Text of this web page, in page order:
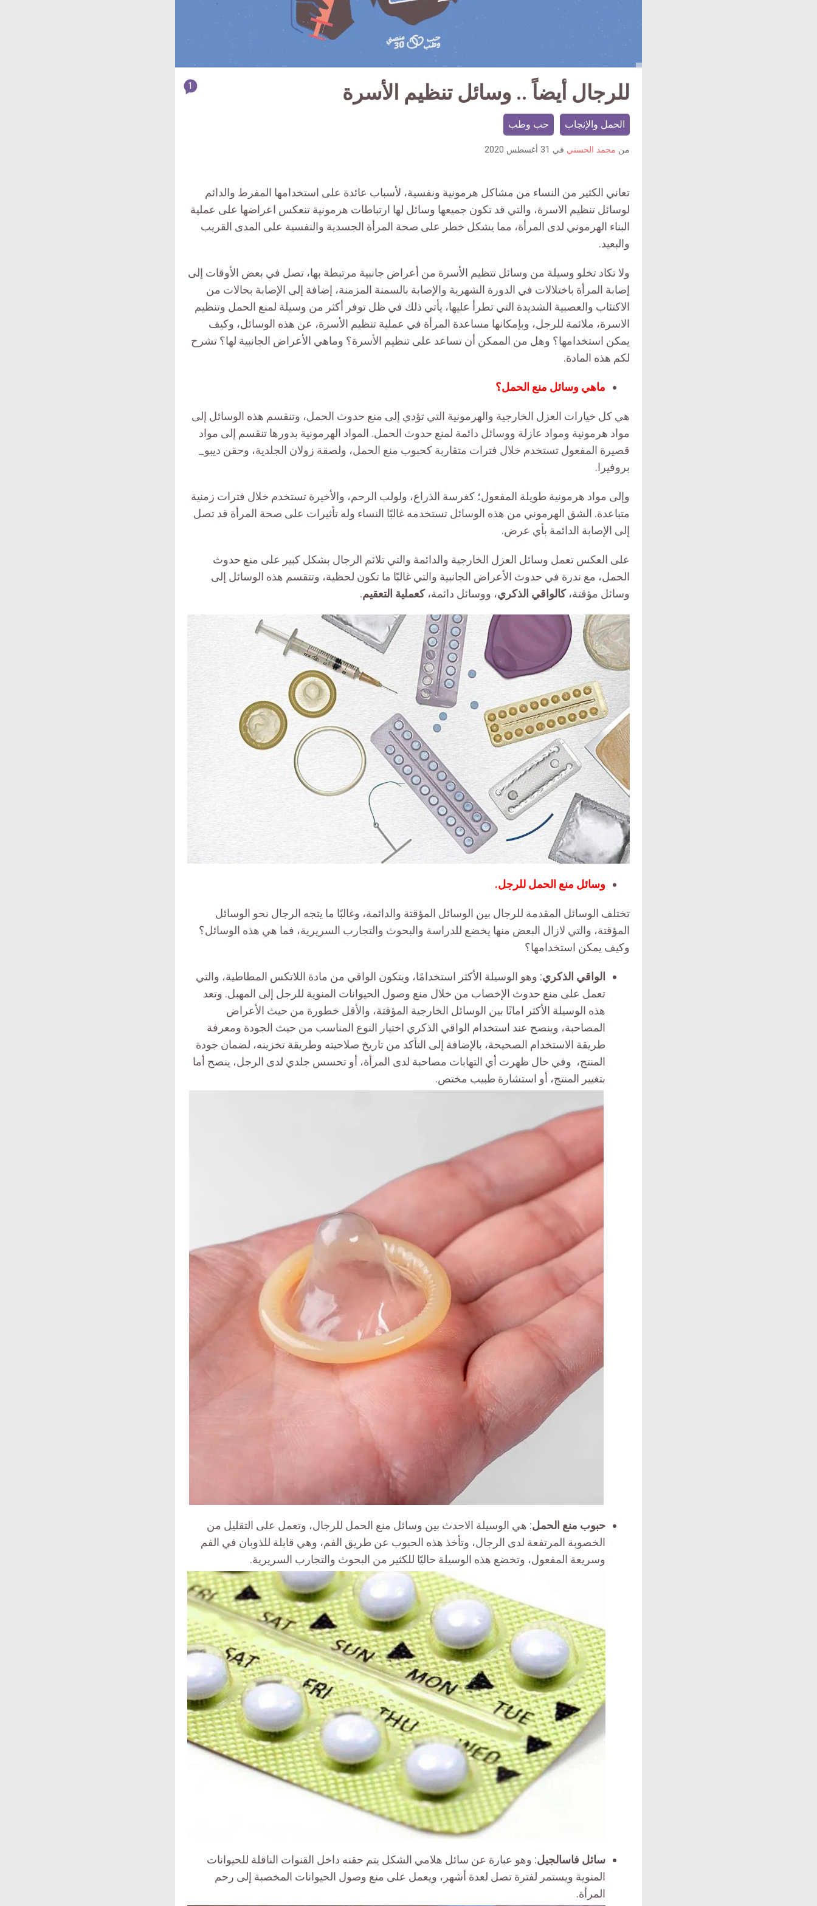
article
1 للرجال أيضاً .. وسائل تنظيم الأسرة
الحمل والإنجاب حب وطب
من محمد الحسني في 31 أغسطس 2020
تعاني الكثير من النساء من مشاكل هرمونية ونفسية، لأسباب عائدة على استخدامها المفرط والدائم
لوسائل تنظيم الاسرة، والتي قد تكون جميعها وسائل لها ارتباطات هرمونية تنعكس اعراضها على عملية
البناء الهرموني لدى المرأة، مما يشكل خطر على صحة المرأة الجسدية والنفسية على المدى القريب
والبعيد.
ولا تكاد تخلو وسيلة من وسائل تتظيم الأسرة من أعراض جانبية مرتبطة بها، تصل في بعض الأوقات إلى
إصابة المرأة باختلالات في الدورة الشهرية والإصابة بالسمنة المزمنة، إضافة إلى الإصابة بحالات من
الاكتئاب والعصبية الشديدة التي تطرأ عليها، يأتي ذلك في ظل توفر أكثر من وسيلة لمنع الحمل وتنظيم
الاسرة، ملائمة للرجل، وبإمكانها مساعدة المرأة في عملية تنظيم الأسرة، عن هذه الوسائل، وكيف
يمكن استخدامها؟ وهل من الممكن أن تساعد على تنظيم الأسرة؟ وماهي الأعراض الجانبية لها؟ تشرح
لكم هذه المادة.
ماهي وسائل منع الحمل؟
هي كل خيارات العزل الخارجية والهرمونية التي تؤدي إلى منع حدوث الحمل، وتنقسم هذه الوسائل إلى
مواد هرمونية ومواد عازلة ووسائل دائمة لمنع حدوث الحمل. المواد الهرمونية بدورها تنقسم إلى مواد
قصيرة المفعول تستخدم خلال فترات متقاربة كحبوب منع الحمل، ولصقة زولان الجلدية، وحقن ديبو_
بروفيرا.
وإلى مواد هرمونية طويلة المفعول؛ كغرسة الذراع، ولولب الرحم، والأخيرة تستخدم خلال فترات زمنية
متباعدة. الشق الهرموني من هذه الوسائل تستخدمه غالبًا النساء وله تأثيرات على صحة المرأة قد تصل
إلى الإصابة الدائمة بأي عرض.
على العكس تعمل وسائل العزل الخارجية والدائمة والتي تلائم الرجال بشكل كبير على منع حدوث
الحمل، مع ندرة في حدوث الأعراض الجانبية والتي غالبًا ما تكون لحظية، وتتقسم هذه الوسائل إلى
وسائل مؤقتة،كالواقي الذكري، ووسائل دائمة،كعملية التعقيم.
وسائل منع الحمل للرجل.
تختلف الوسائل المقدمة للرجال بين الوسائل المؤقتة والدائمة، وغالبًا ما يتجه الرجال نحو الوسائل
المؤقتة، والتي لازال البعض منها يخضع للدراسة والبحوث والتجارب السريرية، فما هي هذه الوسائل؟
وكيف يمكن استخدامها؟
الواقي الذكري: وهو الوسيلة الأكثر استخدامًا، ويتكون الواقي من مادة اللاتكس المطاطية، والتي
تعمل على منع حدوث الإخصاب من خلال منع وصول الحيوانات المنوية للرجل إلى المهبل. وتعد
هذه الوسيلة الأكثر امانًا بين الوسائل الخارجية المؤقتة، والأقل خطورة من حيث الأعراض
المصاحبة، وينصح عند استخدام الواقي الذكري اختيار النوع المناسب من حيث الجودة ومعرفة
طريقة الاستخدام الصحيحة، بالإضافة إلى التأكد من تاريخ صلاحيته وطريقة تخزينه، لضمان جودة
المنتج، وفي حال ظهرت أي التهابات مصاحبة لدى المرأة، أو تحسس جلدي لدى الرجل، ينصح أما
بتغيير المنتج، أو استشارة طبيب مختص.
حبوب منع الحمل: هي الوسيلة الاحدث بين وسائل منع الحمل للرجال، وتعمل على التقليل من
الخصوبة المرتفعة لدى الرجال، وتأخذ هذه الحبوب عن طريق الفم، وهي قابلة للذوبان في الفم
وسريعة المفعول، وتخضع هذه الوسيلة حاليًا للكثير من البحوث والتجارب السريرية.
سائل فاسالجيل: وهو عبارة عن سائل هلامي الشكل يتم حقنه داخل القنوات الناقلة للحيوانات
المنوية ويستمر لفترة تصل لعدة أشهر، ويعمل على منع وصول الحيوانات المخصبة إلى رحم
المرأة.